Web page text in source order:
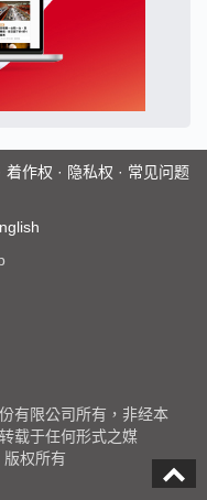
着作权 · 隐私权 · 常见问题
有限公司所有，非经本
载于任何形式之媒
权所有